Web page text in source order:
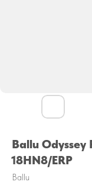
Ballu Odyssey
18HN8/ERP
Ballu